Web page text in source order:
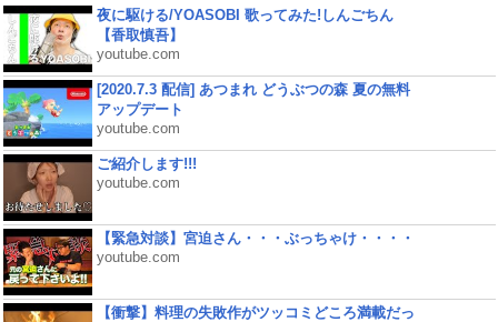
夜に駆ける/YOASOBI 歌ってみた!しんごちん
【香取慎吾】
youtube.com
[2020.7.3 配信] あつまれ どうぶつの森 夏の無料
アップデート
youtube.com
ご紹介します!!!
youtube.com
【緊急対談】宮迫さん・・・ぶっちゃけ・・・・
youtube.com
【衝撃】料理の失敗作がツッコミどころ満載だっ